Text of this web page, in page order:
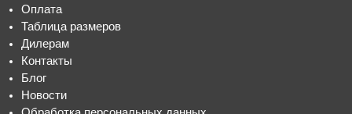
Оплата
Таблица размеров
Дилерам
Контакты
Блог
Новости